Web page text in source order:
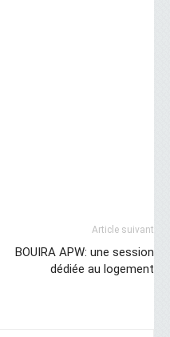
Article suivant
BOUIRA APW: une session
dédiée au logement